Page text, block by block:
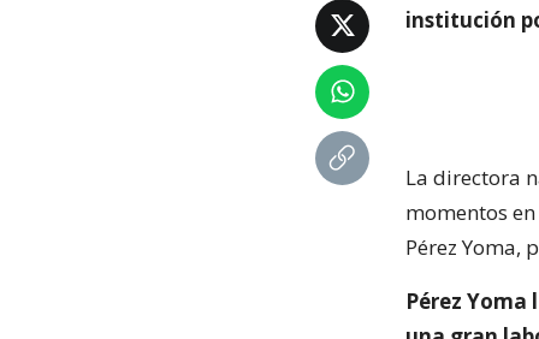
institución
La directora
momentos
Pérez Yoma,
Pérez